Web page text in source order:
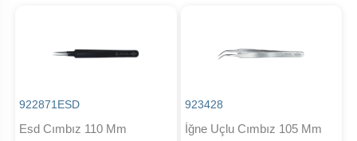
922871ESD
Esd Cımbız 110 Mm
923428
İğne Uçlu Cımbız 105 Mm